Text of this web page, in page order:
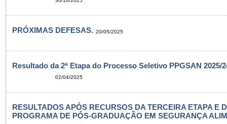
PRÓXIMAS DEFESAS. 20/05/2025
Resultado da 2ª Etapa do Processo Seletivo PPGSAN 2025/
02/04/2025
RESULTADOS APÓS RECURSOS DA TERCEIRA ETAPA E
PROGRAMA DE PÓS-GRADUAÇÃO EM SEGURANÇA